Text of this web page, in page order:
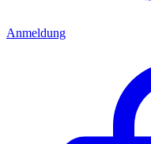
Anmeldung